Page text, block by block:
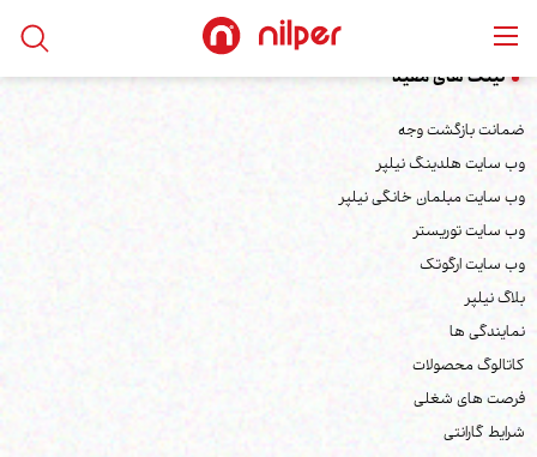
لینک های مفید
ضمانت بازگشت وجه
وب سایت هلدینگ نیلپر
وب سایت مبلمان خانگی نیلپر
وب سایت توریستر
وب سایت ارگوتک
بلاگ نیلپر
نمایندگی ها
کاتالوگ محصولات
فرصت های شغلی
شرایط گارانتی